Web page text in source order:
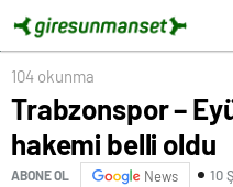
104 okunma
Trabzonspor –
hakemi belli oldu
ABONE OL News 10